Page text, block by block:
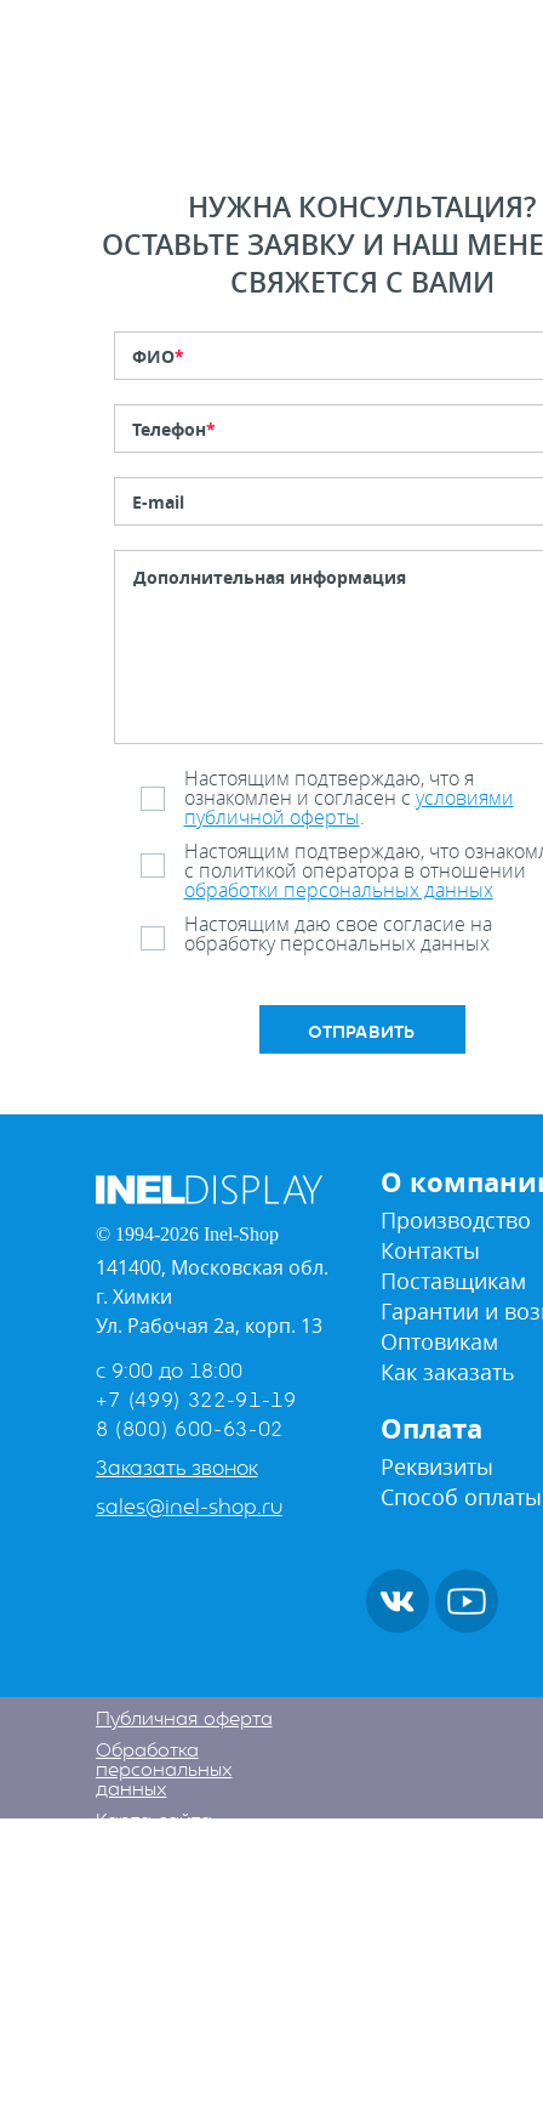
НУЖНА КОНСУЛЬТАЦИЯ?
ОСТАВЬТЕ ЗАЯВКУ И НАШ
СВЯЖЕТСЯ С ВАМИ
ФИО*
Телефон*
E-mail
Настоящим подтверждаю, что я
ознакомлен и согласен с условиями
публичной оферты.
Настоящим подтверждаю, что
с политикой оператора в отношении
обработки персональных данных
Настоящим даю свое согласие на
обработку персональных данных
ОТПРАВИТЬ
© 1994-2026 Inel-Shop
141400, Московская обл.
г. Химки
Ул. Рабочая 2а, корп. 13
с 9:00 до 18:00
+7 (499) 322-91-19
8 (800) 600-63-02
Заказать звонок
sales@inel-shop.ru
О
Производство
Контакты
Поставщикам
Гарантии и
Оптовикам
Как заказать
Оплата
Реквизиты
Способ оплаты
Публичная оферта
Обработка
персональных
данных
Карта сайта